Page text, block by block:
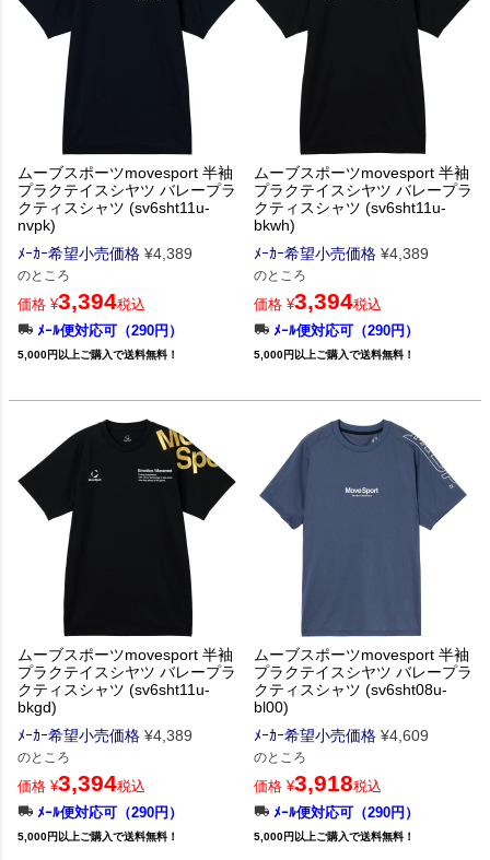
ムーブスポーツmovesport 半袖
プラクテイスシヤツ バレープラ
クティスシャツ (sv6sht11u-
nvpk)
ﾒｰｶｰ希望小売価格 ¥4,389
のところ
価格 ¥3,394税込
ﾒｰﾙ便対応可（290円）
5,000円以上ご購入で送料無料！
ムーブスポーツmovesport 半袖
プラクテイスシヤツ バレープラ
クティスシャツ (sv6sht11u-
bkwh)
ﾒｰｶｰ希望小売価格 ¥4,389
のところ
価格 ¥3,394税込
ﾒｰﾙ便対応可（290円）
5,000円以上ご購入で送料無料！
ムーブスポーツmovesport 半袖
プラクテイスシヤツ バレープラ
クティスシャツ (sv6sht11u-
bkgd)
ﾒｰｶｰ希望小売価格 ¥4,389
のところ
価格 ¥3,394税込
ﾒｰﾙ便対応可（290円）
5,000円以上ご購入で送料無料！
ムーブスポーツmovesport 半袖
プラクテイスシヤツ バレープラ
クティスシャツ (sv6sht08u-
bl00)
ﾒｰｶｰ希望小売価格 ¥4,609
のところ
価格 ¥3,918税込
ﾒｰﾙ便対応可（290円）
5,000円以上ご購入で送料無料！